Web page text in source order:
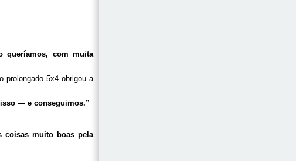
queríamos, com muita
prolongado 5x4 obrigou a
— e conseguimos.”
coisas muito boas pela